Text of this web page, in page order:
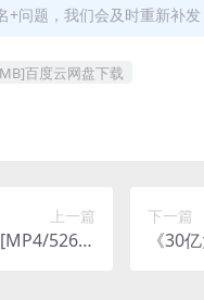
问题，我们会及时重新补发
百度云网盘下载
上一篇
526.3
下一篇
《30